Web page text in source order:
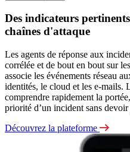
Des indicateurs
chaînes d'attaque
Les agents de réponse aux
corrélée et de bout en bout sur
associe les événements réseau
identités, le cloud et les e-mails.
comprendre rapidement la
priorité d’un incident sans
Découvrez la plateforme